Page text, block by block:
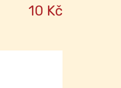
10 Kč